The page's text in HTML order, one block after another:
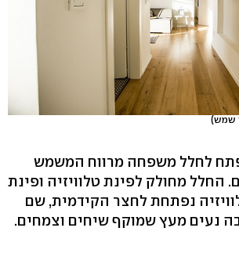
שמש)
לחלל משפחה מרווח המשמש
החלל מחולק לפינת טלוויזיה ופינת
נפתחת לחצר הקידמית, שם
נעים מעץ שמוקף שיחים וצמחים.